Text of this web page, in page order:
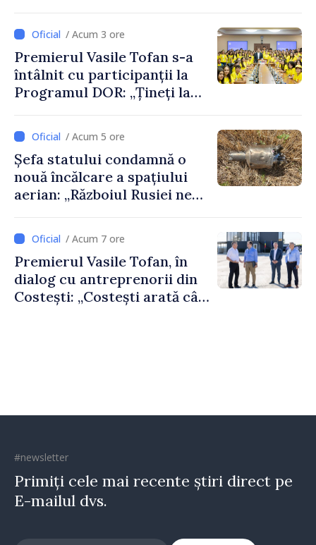
Moldova
/ Acum 3 ore
Premierul Vasile Tofan s-a
întâlnit cu participanții la
Programul DOR: „Țineți la
feriți de încercări și greșeli –
doar astfel puteți reuși”
/ Acum 5 ore
Șefa statului condamnă o
nouă încălcare a spațiului
aerian: „Războiul Rusiei ne
/ Acum 7 ore
Premierul Vasile Tofan, în
dialog cu antreprenorii din
Costești: „Costești arată cât
#newsletter
Primiți cele mai recente știri direct pe
E-mailul dvs.